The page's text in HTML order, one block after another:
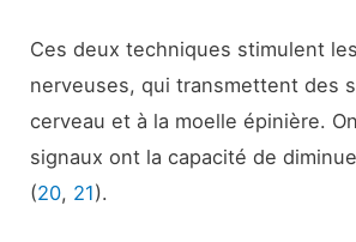
Ces deux techniques stimulent
nerveuses, qui transmettent des
cerveau et à la moelle épinière.
signaux ont la capacité de
(20, 21).